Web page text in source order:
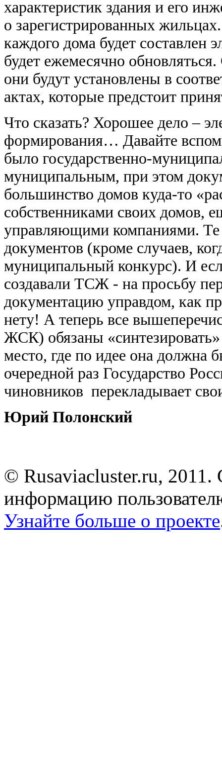
характеристик здания и его
о зарегистрированных
каждого дома будет составлен
будет ежемесячно
они будут установлены в
актах, которые предстоит
Что сказать? Хорошее дело –
формирования… Давайте
было государственно-
муниципальным, при этом
большинство домов куда-то
собственниками своих домов,
управляющими компаниями. Те
документов (кроме случаев,
муниципальный конкурс). И
создавали ТСЖ - на просьбу
документацию управдом, как
нету! А теперь все
ЖСК) обязаны
место, где по идее она должна
очередной раз Государство
чиновников перекладывает
Юрий Полонский
© Rusaviacluster.ru, 2011.
информацию
Узнайте больше о проекте